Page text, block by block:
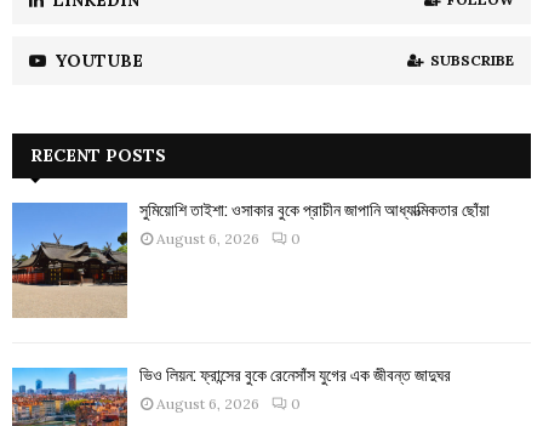
YOUTUBE SUBSCRIBE
RECENT POSTS
সুমিয়োশি তাইশা: ওসাকার বুকে প্রাচীন জাপানি আধ্যাত্মিকতার ছোঁয়া
August 6, 2026 0
ভিও লিয়ন: ফ্রান্সের বুকে রেনেসাঁস যুগের এক জীবন্ত জাদুঘর
August 6, 2026 0